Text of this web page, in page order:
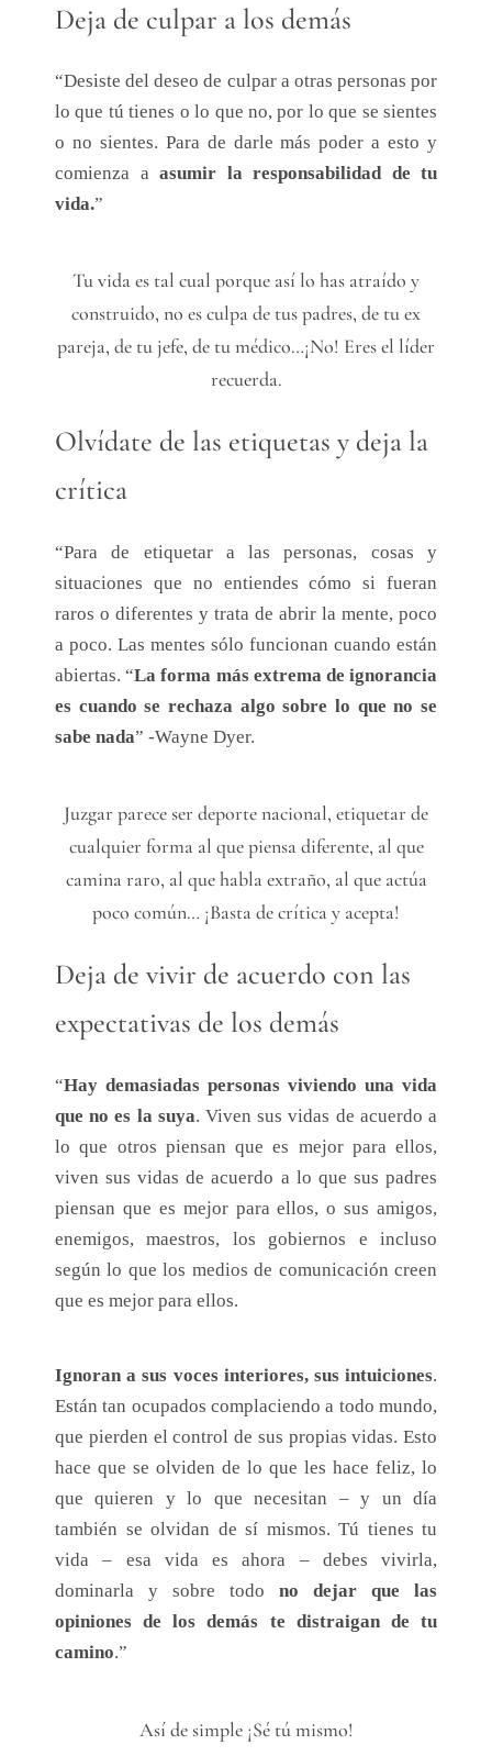
Deja de culpar a los demás
“Desiste del deseo de culpar a otras personas por
lo que tú tienes o lo que no, por lo que se sientes
o no sientes. Para de darle más poder a esto y
comienza a asumir la responsabilidad de tu
vida.”
Tu vida es tal cual porque así lo has atraído y
construido, no es culpa de tus padres, de tu ex
pareja, de tu jefe, de tu médico…¡No! Eres el líder
recuerda.
Olvídate de las etiquetas y deja la
crítica
“Para de etiquetar a las personas, cosas y
situaciones que no entiendes cómo si fueran
raros o diferentes y trata de abrir la mente, poco
a poco. Las mentes sólo funcionan cuando están
abiertas. “La forma más extrema de ignorancia
es cuando se rechaza algo sobre lo que no se
sabe nada” -Wayne Dyer.
Juzgar parece ser deporte nacional, etiquetar de
cualquier forma al que piensa diferente, al que
camina raro, al que habla extraño, al que actúa
poco común… ¡Basta de crítica y acepta!
Deja de vivir de acuerdo con las
expectativas de los demás
“Hay demasiadas personas viviendo una vida
que no es la suya. Viven sus vidas de acuerdo a
lo que otros piensan que es mejor para ellos,
viven sus vidas de acuerdo a lo que sus padres
piensan que es mejor para ellos, o sus amigos,
enemigos, maestros, los gobiernos e incluso
según lo que los medios de comunicación creen
que es mejor para ellos.
Ignoran a sus voces interiores, sus intuiciones.
Están tan ocupados complaciendo a todo mundo,
que pierden el control de sus propias vidas. Esto
hace que se olviden de lo que les hace feliz, lo
que quieren y lo que necesitan – y un día
también se olvidan de sí mismos. Tú tienes tu
vida – esa vida es ahora – debes vivirla,
dominarla y sobre todo no dejar que las
opiniones de los demás te distraigan de tu
camino.”
Así de simple ¡Sé tú mismo!